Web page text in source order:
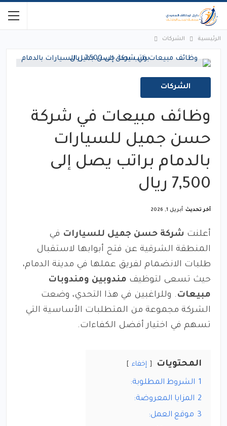
الرئيسية الشركات
الشركات
وظائف مبيعات في شركة
حسن جميل للسيارات
بالدمام براتب يصل إلى
7,500 ريال
آخر تحديث أبريل 1, 2026
أعلنت شركة حسن جميل للسيارات في
المنطقة الشرقية عن فتح أبوابها لاستقبال
طلبات الانضمام لفريق عملها في مدينة الدمام،
حيث تسعى لتوظيف مندوبين ومندوبات
مبيعات . وللراغبين في هذا التحدي، وضعت
الشركة مجموعة من المتطلبات الأساسية التي
تسهم في اختيار أفضل الكفاءات.
المحتويات إخفاء
1 الشروط المطلوبة:
2 المزايا المعروضة:
3 موقع العمل: